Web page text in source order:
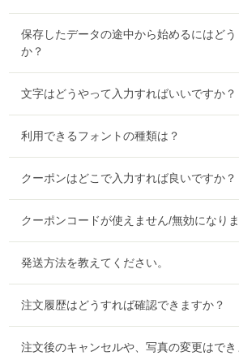
保存したデータの途中から始めるにはど
か？
文字はどうやって入力すればいいですか？
利用できるフォントの種類は？
クーポンはどこで入力すれば良いですか？
クーポンコードが使えません/無効になりま
発送方法を教えてください。
注文履歴はどうすれば確認できますか？
注文後のキャンセルや、写真の変更はでき